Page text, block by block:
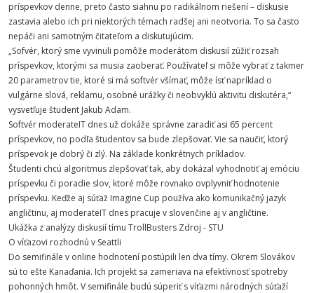
príspevkov denne, preto často siahnu po radikálnom riešení – diskusie
zastavia alebo ich pri niektorých témach radšej ani neotvoria. To sa často
nepáči ani samotným čitateľom a diskutujúcim.
„Sofvér, ktorý sme vyvinuli pomôže moderátom diskusií zúžiť rozsah
príspevkov, ktorými sa musia zaoberať. Používateľ si môže vybrať z takmer
20 parametrov tie, ktoré si má softvér všímať, môže ísť napríklad o
vulgárne slová, reklamu, osobné urážky či neobvyklú aktivitu diskutéra,“
vysvetľuje študent Jakub Adam.
Softvér moderateIT dnes už dokáže správne zaradiť asi 65 percent
príspevkov, no podľa študentov sa bude zlepšovať. Vie sa naučiť, ktorý
príspevok je dobrý či zlý. Na základe konkrétnych príkladov.
Študenti chcú algoritmus zlepšovať tak, aby dokázal vyhodnotiť aj emóciu
príspevku či poradie slov, ktoré môže rovnako ovplyvniť hodnotenie
príspevku. Keďže aj súťaž Imagine Cup používa ako komunikačný jazyk
angličtinu, aj moderateIT dnes pracuje v slovenčine aj v angličtine.
Ukážka z analýzy diskusií tímu TrollBusters Zdroj - STU
O víťazovi rozhodnú v Seattli
Do semifinále v online hodnotení postúpili len dva tímy. Okrem Slovákov
sú to ešte Kanaďania. Ich projekt sa zameriava na efektívnosť spotreby
pohonných hmôt. V semifinále budú súperiť s víťazmi národných súťaží